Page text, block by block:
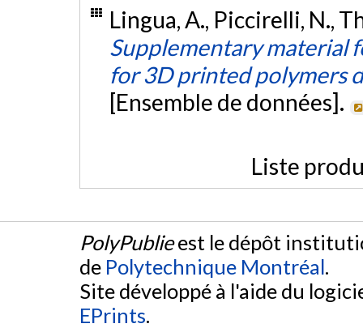
Lingua, A., Piccirelli, N.,
Supplementary material
for 3D printed polymers
[Ensemble de données].
Liste
PolyPublieest le dépôt
de Polytechnique Montréal.
Site développé à l'aide du
EPrints.